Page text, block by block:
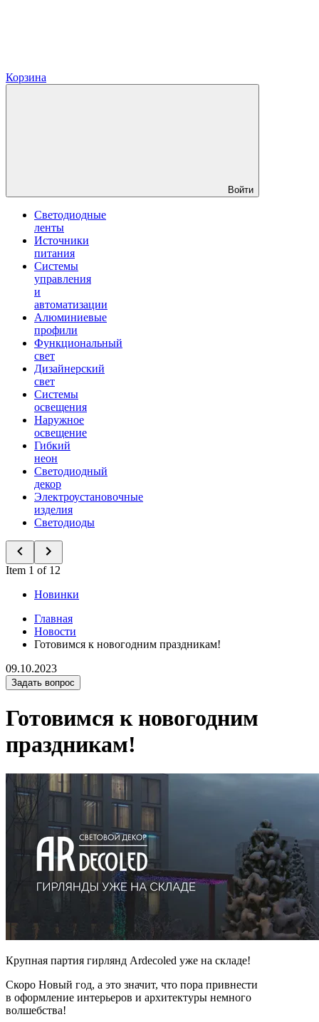
Корзина
Войти
Светодиодные
ленты
Источники
питания
Системы
управления
и
автоматизации
Алюминиевые
профили
Функциональный
свет
Дизайнерский
свет
Системы
освещения
Наружное
освещение
Гибкий
неон
Светодиодный
декор
Электроустановочные
изделия
Светодиоды
Item 1 of 12
Новинки
Главная
Новости
Готовимся к новогодним праздникам!
09.10.2023
Задать вопрос
Готовимся к новогодним
праздникам!
Крупная партия гирлянд Ardecoled уже на складе!
Скоро Новый год, а это значит, что пора привнести
в оформление интерьеров и архитектуры немного
волшебства!